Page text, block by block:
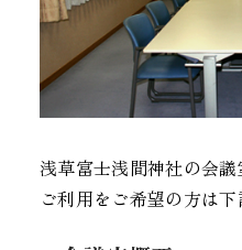
浅草富士浅間神社の会議
ご利用をご希望の方は下